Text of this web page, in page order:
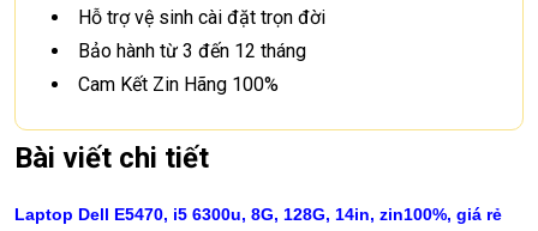
Hỗ trợ vệ sinh cài đặt trọn đời
Bảo hành từ 3 đến 12 tháng
Cam Kết Zin Hãng 100%
Bài viết chi tiết
Laptop Dell E5470, i5 6300u, 8G, 128G, 14in, zin100%, giá rẻ